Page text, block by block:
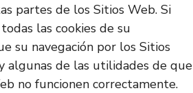
partes de los Sitios Web. Si
las cookies de su
su navegación por los Sitios
algunas de las utilidades de que
no funcionen correctamente.